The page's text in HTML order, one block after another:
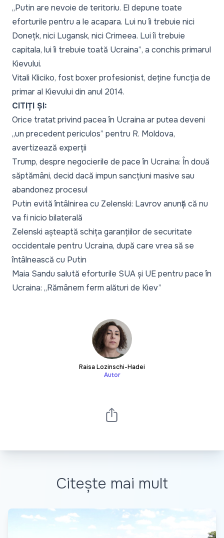
„Putin are nevoie de teritoriu. El depune toate
eforturile pentru a le acapara. Lui nu îi trebuie nici
Donețk, nici Lugansk, nici Crimeea. Lui îi trebuie
capitala, lui îi trebuie toată Ucraina”, a conchis primarul
Kievului.
Vitali Kliciko, fost boxer profesionist, deține funcția de
primar al Kievului din anul 2014.
CITIȚI ȘI:
Orice tratat privind pacea în Ucraina ar putea deveni
„un precedent periculos” pentru R. Moldova,
avertizează experții
Trump, despre negocierile de pace în Ucraina: În două
săptămâni, decid dacă impun sancțiuni masive sau
abandonez procesul
Putin evită întâlnirea cu Zelenski: Lavrov anunță că nu
va fi nicio bilaterală
Zelenski așteaptă schița garanțiilor de securitate
occidentale pentru Ucraina, după care vrea să se
întâlnească cu Putin
Maia Sandu salută eforturile SUA și UE pentru pace în
Ucraina: „Rămânem ferm alături de Kiev”
Raisa Lozinschi-Hadei
Autor
Citește mai mult